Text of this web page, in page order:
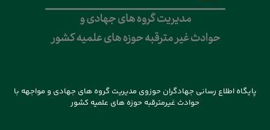
پایگاه اطلاع رسانی جهادگران حوزوی مدیریت گروه های جهادی و مواجهه با
حوادث غیرمترقبه حوزه های علمیه کشور